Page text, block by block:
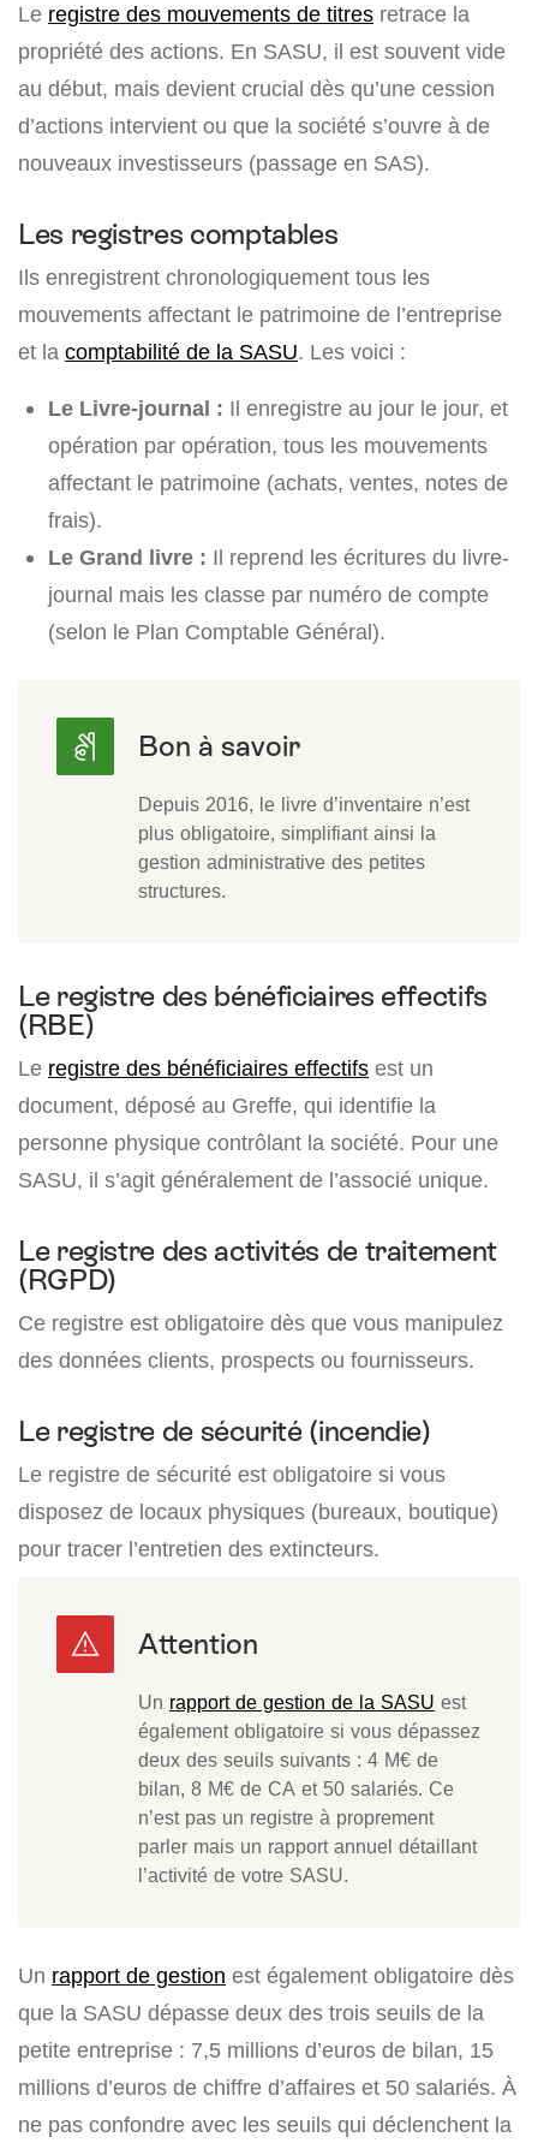
Le registre des mouvements de titres retrace la
propriété des actions. En SASU, il est souvent vide
au début, mais devient crucial dès qu’une cession
d’actions intervient ou que la société s’ouvre à de
nouveaux investisseurs (passage en SAS).
Les registres comptables
Ils enregistrent chronologiquement tous les
mouvements affectant le patrimoine de l’entreprise
et la comptabilité de la SASU. Les voici :
Le Livre-journal : Il enregistre au jour le jour, et
opération par opération, tous les mouvements
affectant le patrimoine (achats, ventes, notes de
frais).
Le Grand livre : Il reprend les écritures du livre-
journal mais les classe par numéro de compte
(selon le Plan Comptable Général).
Depuis 2016, le livre d’inventaire n’est
plus obligatoire, simplifiant ainsi la
gestion administrative des petites
structures.
Le registre des bénéficiaires effectifs
(RBE)
Le registre des bénéficiaires effectifs est un
document, déposé au Greffe, qui identifie la
personne physique contrôlant la société. Pour une
SASU, il s’agit généralement de l’associé unique.
Le registre des activités de traitement
(RGPD)
Ce registre est obligatoire dès que vous manipulez
des données clients, prospects ou fournisseurs.
Le registre de sécurité (incendie)
Le registre de sécurité est obligatoire si vous
disposez de locaux physiques (bureaux, boutique)
pour tracer l’entretien des extincteurs.
Un rapport de gestion de la SASU est
également obligatoire si vous dépassez
deux des seuils suivants : 4 M€ de
bilan, 8 M€ de CA et 50 salariés. Ce
n’est pas un registre à proprement
parler mais un rapport annuel détaillant
l’activité de votre SASU.
Un rapport de gestion est également obligatoire dès
que la SASU dépasse deux des trois seuils de la
petite entreprise : 7,5 millions d’euros de bilan, 15
millions d’euros de chiffre d’affaires et 50 salariés. À
ne pas confondre avec les seuils qui déclenchent la